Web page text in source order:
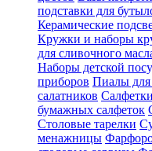
подставки для
Керамические
Кружки и наборы
для сливочного
Наборы детской
приборов Пиалы для
салатников
бумажных салфеток
Столовые тарелки
менажницы